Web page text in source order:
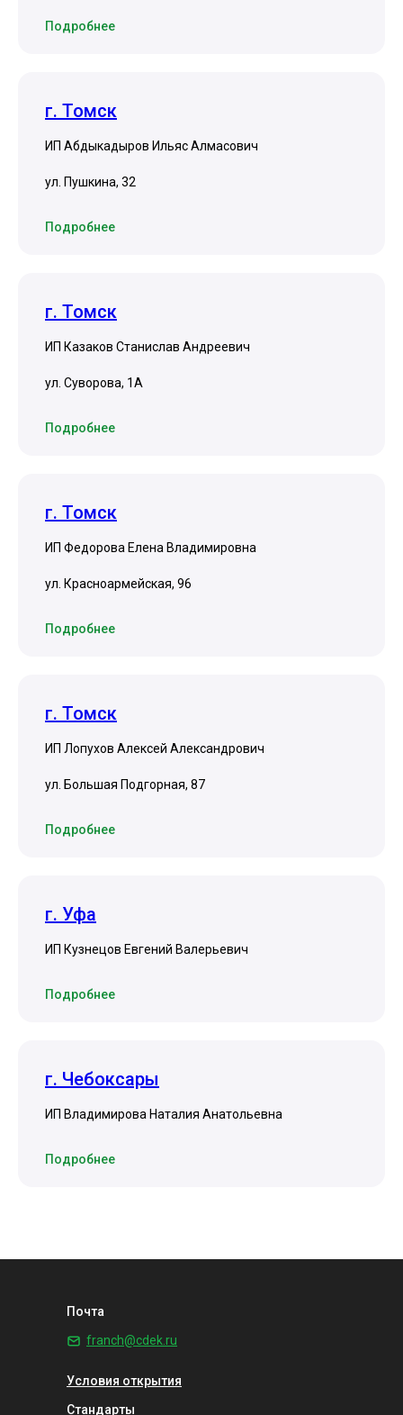
Подробнее
г. Томск
ИП Абдыкадыров Ильяс Алмасович
ул. Пушкина, 32
Подробнее
г. Томск
ИП Казаков Станислав Андреевич
ул. Суворова, 1А
Подробнее
г. Томск
ИП Федорова Елена Владимировна
ул. Красноармейская, 96
Подробнее
г. Томск
ИП Лопухов Алексей Александрович
ул. Большая Подгорная, 87
Подробнее
г. Уфа
ИП Кузнецов Евгений Валерьевич
Подробнее
г. Чебоксары
ИП Владимирова Наталия Анатольевна
Подробнее
Условия открытия
Стандарты
Почта
franch@cdek.ru